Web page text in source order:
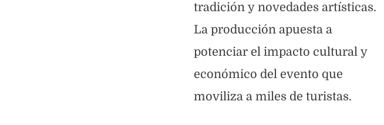
tradición y novedades artísticas.
La producción apuesta a
potenciar el impacto cultural y
económico del evento que
moviliza a miles de turistas.